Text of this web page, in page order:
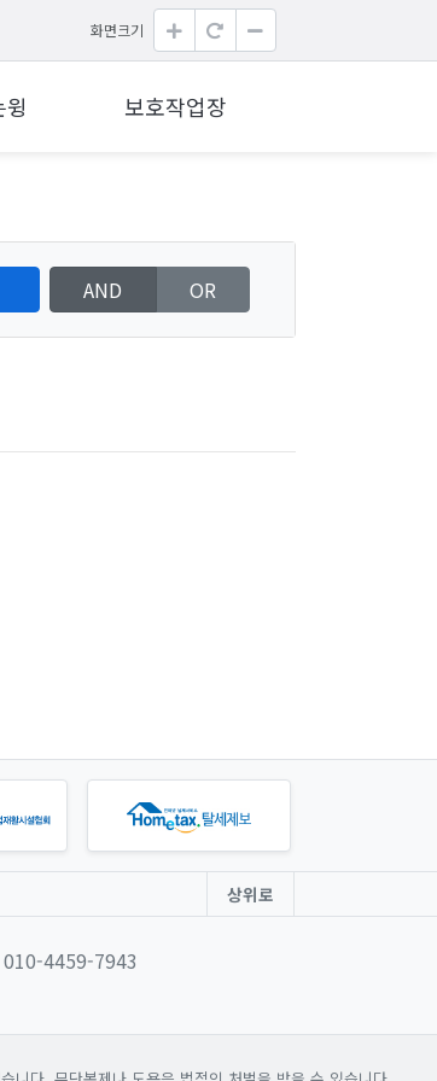
화면크기
보호작업장
AND OR
상위로
4459-7943